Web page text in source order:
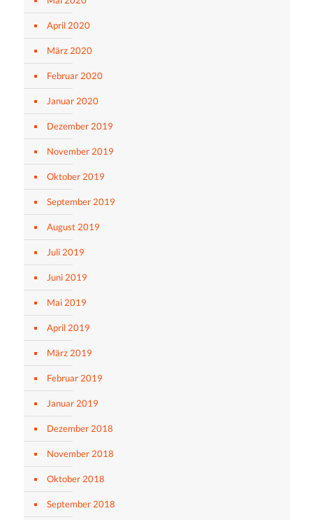
April 2020
März 2020
Februar 2020
Januar 2020
Dezember 2019
November 2019
Oktober 2019
September 2019
August 2019
Juli 2019
Juni 2019
Mai 2019
April 2019
März 2019
Februar 2019
Januar 2019
Dezember 2018
November 2018
Oktober 2018
September 2018